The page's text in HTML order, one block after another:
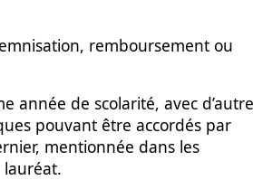
remboursement ou
année de scolarité, avec
pouvant être accordés par
mentionnée dans les
lauréat.